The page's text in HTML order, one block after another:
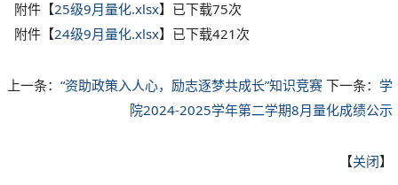
附件【25级9月量化.xlsx】已下载75次
附件【24级9月量化.xlsx】已下载421 次
上一条： “资助政策入人心，励志逐梦共成长”知识竞赛 下一条： 学
院2024-2025学年第二学期8月量化成绩公示
【关闭】